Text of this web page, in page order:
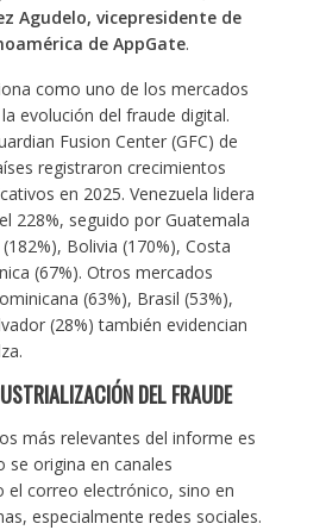
Agudelo, vicepresidente de
de AppGate.
como uno de los mercados
evolución del fraude digital.
Fusion Center (GFC) de
registraron crecimientos
en 2025. Venezuela lidera
228%, seguido por Guatemala
Bolivia (170%), Costa
(67%). Otros mercados
(63%), Brasil (53%),
(28%) también evidencian
DEL FRAUDE
más relevantes del informe es
se origina en canales
el correo electrónico, sino en
especialmente redes sociales.